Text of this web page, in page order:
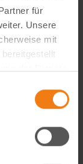
für
Unsere
mit
Creator